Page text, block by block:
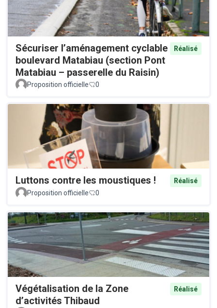
Sécuriser l’aménagement cyclable
boulevard Matabiau (section Pont
Matabiau – passerelle du Raisin)
Réalisé
Proposition officielle 0
Luttons contre les moustiques !
Réalisé
Proposition officielle
0
Végétalisation de la Zone
d’activités Thibaud
Réalisé